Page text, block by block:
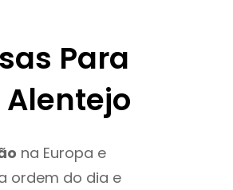
Para
na Europa e
ordem do dia e